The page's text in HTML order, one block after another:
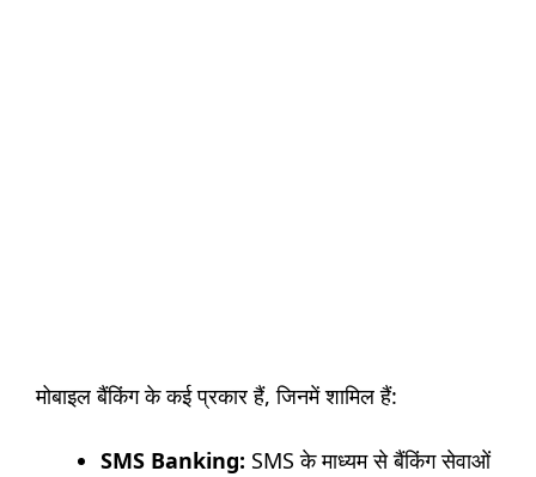
मोबाइल बैंकिंग के कई प्रकार हैं, जिनमें शामिल हैं:
SMS Banking: SMS के माध्यम से बैंकिंग सेवाओं